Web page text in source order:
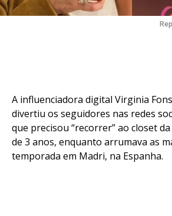
A influenciadora digital Virginia
divertiu os seguidores nas redes
que precisou “recorrer” ao closet
de 3 anos, enquanto arrumava as
temporada em Madri, na Espanha.